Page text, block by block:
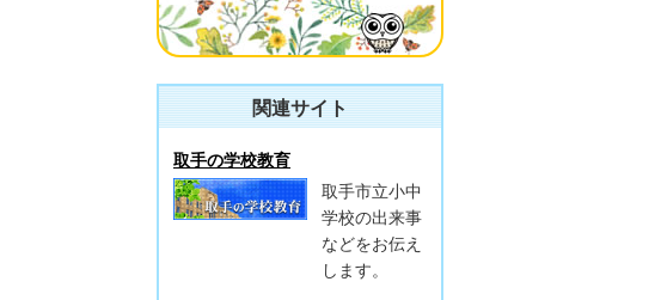
関連サイト
取手の学校教育
取手市立小中
学校の出来事
などをお伝え
します。